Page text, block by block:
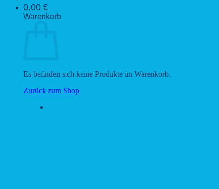
0,00 €
Warenkorb
Es befinden sich keine Produkte im Warenkorb.
Zurück zum Shop